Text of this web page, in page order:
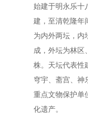
始建于明永乐十
建，至清乾隆年
为内外两坛，内
成，外坛为林区
株。天坛代表性
穹宇、斋宫、神
重点文物保护单
化遗产。